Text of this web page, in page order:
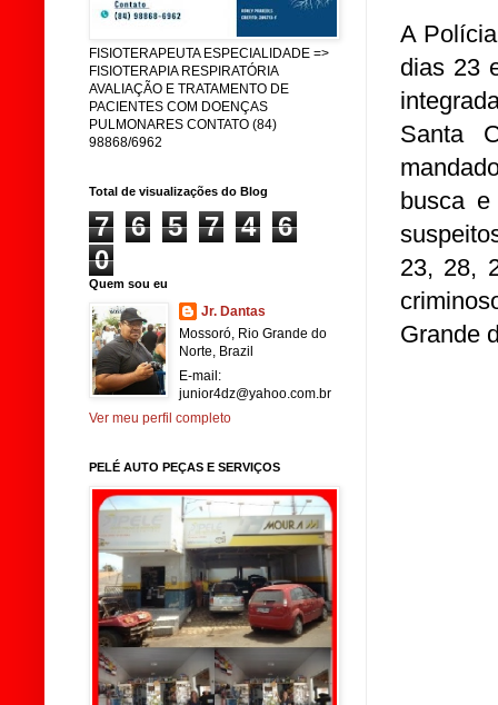
A
dias 23
Santa
busca
23, 28,
Grande
FISIOTERAPEUTA ESPECIALIDADE =>
FISIOTERAPIA RESPIRATÓRIA
AVALIAÇÃO E TRATAMENTO DE
PACIENTES COM DOENÇAS
PULMONARES CONTATO (84)
98868/6962
Total de visualizações do Blog
7 6 5 7 4
6
0
Quem sou eu
Jr. Dantas
Mossoró, Rio Grande do
Norte, Brazil
E-mail:
junior4dz@yahoo.com.br
Ver meu perfil completo
PELÉ AUTO PEÇAS E SERVIÇOS